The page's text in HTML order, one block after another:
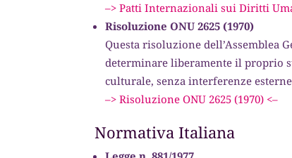
–> Patti Internazionali sui Diritti
Risoluzione ONU 2625 (1970)
Questa risoluzione
determinare liberamente il proprio
culturale, senza interferenze
–> Risoluzione ONU 2625 (1970) <–
Normativa Italiana